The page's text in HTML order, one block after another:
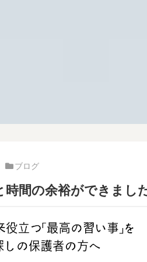
ブログ
時間の余裕ができまし